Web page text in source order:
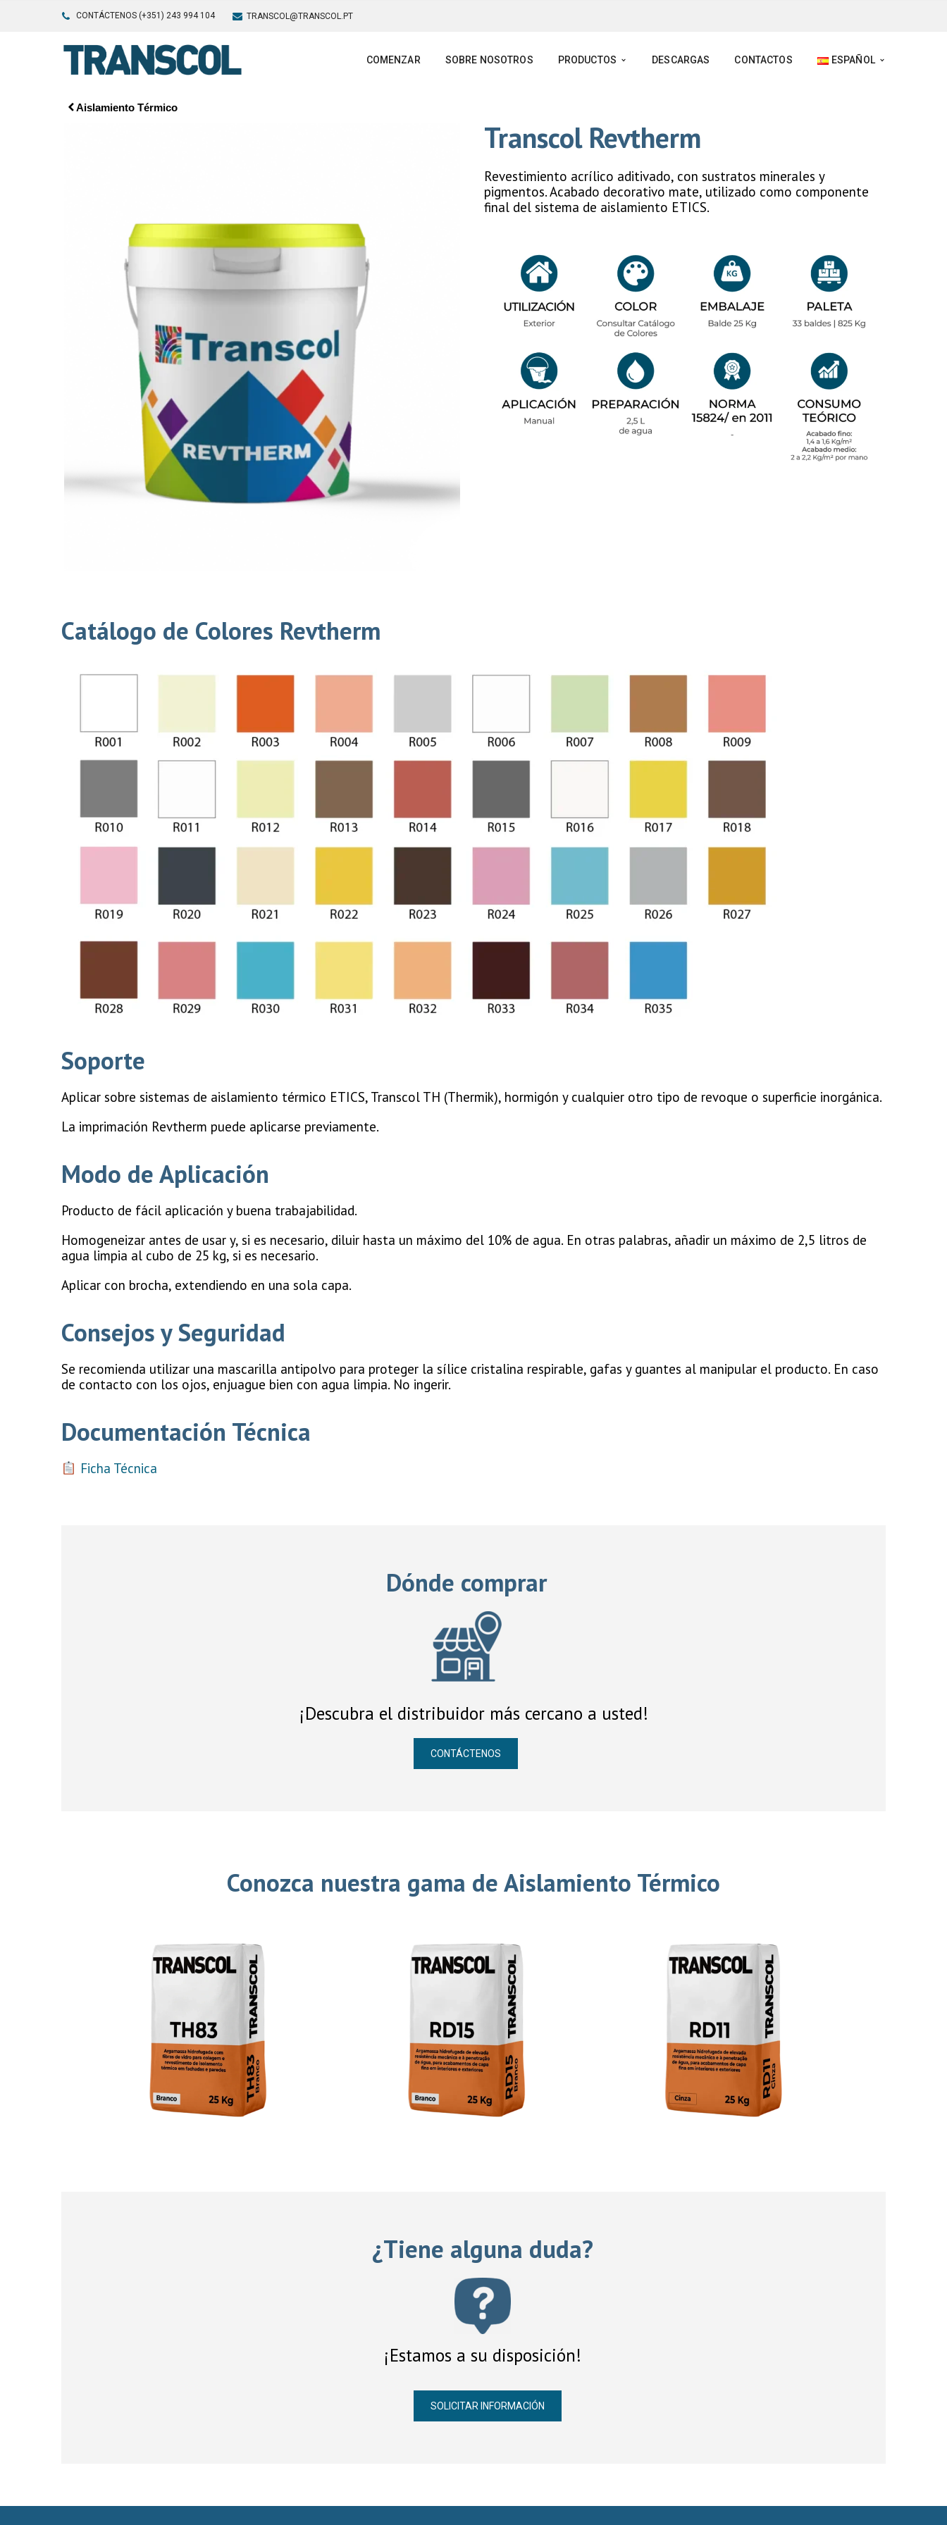
CONTÁCTENOS (+351) 243 994 104 TRANSCOL@TRANSCOL.PT
COMENZAR SOBRE NOSOTROS PRODUCTOS DESCARGAS CONTACTOS ESPAÑOL
Aislamiento Térmico
Transcol Revtherm
Revestimiento acrílico aditivado, con sustratos minerales y
pigmentos. Acabado decorativo mate, utilizado como componente
final del sistema de aislamiento ETICS.
Catálogo de Colores Revtherm
Soporte
Aplicar sobre sistemas de aislamiento térmico ETICS, Transcol TH (Thermik), hormigón y cualquier otro tipo de revoque o superficie inorgánica.
La imprimación Revtherm puede aplicarse previamente.
Modo de Aplicación
Producto de fácil aplicación y buena trabajabilidad.
Homogeneizar antes de usar y, si es necesario, diluir hasta un máximo del 10% de agua. En otras palabras, añadir un máximo de 2,5 litros de
agua limpia al cubo de 25 kg, si es necesario.
Aplicar con brocha, extendiendo en una sola capa.
Consejos y Seguridad
Se recomienda utilizar una mascarilla antipolvo para proteger la sílice cristalina respirable, gafas y guantes al manipular el producto. En caso
de contacto con los ojos, enjuague bien con agua limpia. No ingerir.
Documentación Técnica
Ficha Técnica
Dónde comprar
¡Descubra el distribuidor más cercano a usted!
CONTÁCTENOS
Conozca nuestra gama de Aislamiento Térmico
¿Tiene alguna duda?
¡Estamos a su disposición!
SOLICITAR INFORMACIÓN